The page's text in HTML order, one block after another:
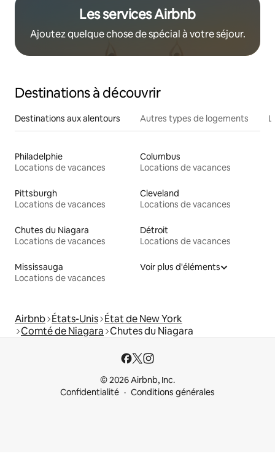
Les services Airbnb
Ajoutez quelque chose de spécial à votre séjour.
Destinations à découvrir
Destinations aux alentours Autres types de logements
Philadelphie
Locations de vacances
Columbus
Locations de vacances
Pittsburgh
Locations de vacances
Cleveland
Locations de vacances
Chutes du Niagara
Locations de vacances
Détroit
Locations de vacances
Mississauga
Locations de vacances
Voir plus d'éléments
Airbnb États-Unis État de New York
Comté de Niagara Chutes du Niagara
© 2026 Airbnb, Inc.
Confidentialité
Conditions générales